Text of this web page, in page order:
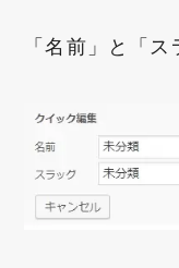
「名前」と「